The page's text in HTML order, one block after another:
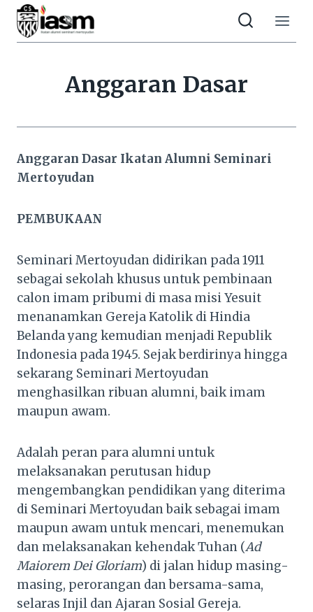
Skip
content
Anggaran Dasar
Anggaran Dasar Ikatan Alumni Seminari
Mertoyudan
PEMBUKAAN
Seminari Mertoyudan didirikan pada 1911
sebagai sekolah khusus untuk pembinaan
calon imam pribumi di masa misi Yesuit
menanamkan Gereja Katolik di Hindia
Belanda yang kemudian menjadi Republik
Indonesia pada 1945. Sejak berdirinya hingga
sekarang Seminari Mertoyudan
menghasilkan ribuan alumni, baik imam
maupun awam.
Adalah peran para alumni untuk
melaksanakan perutusan hidup
mengembangkan pendidikan yang diterima
di Seminari Mertoyudan baik sebagai imam
maupun awam untuk mencari, menemukan
dan melaksanakan kehendak Tuhan (Ad
Maiorem Dei Gloriam) di jalan hidup masing-
masing, perorangan dan bersama-sama,
selaras Injil dan Ajaran Sosial Gereja.